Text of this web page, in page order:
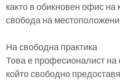
както в обикновен офис на
свобода на
На свободна практика
Това е професионалист на
който свободно